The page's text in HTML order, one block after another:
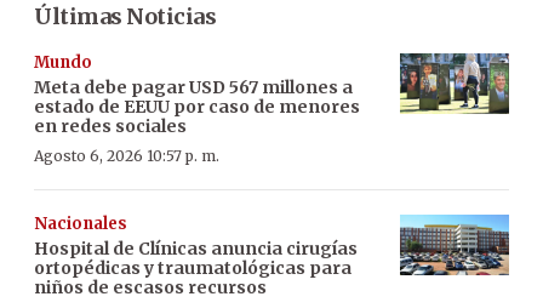
Últimas Noticias
Mundo
Meta debe pagar USD 567 millones a
estado de EEUU por caso de menores
en redes sociales
Agosto 6, 2026 10:57 p. m.
Nacionales
Hospital de Clínicas anuncia cirugías
ortopédicas y traumatológicas para
niños de escasos recursos